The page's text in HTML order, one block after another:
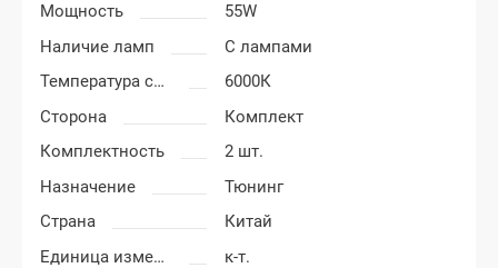
Мощность
55W
Наличие ламп
С лампами
Температура света
6000К
Сторона
Комплект
Комплектность
2 шт.
Назначение
Тюнинг
Страна
Китай
Единица измерения
к-т.